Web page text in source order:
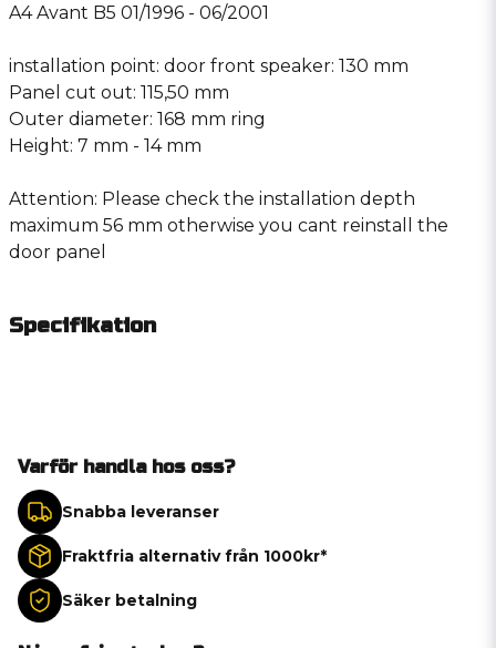
A4 Avant B5 01/1996 - 06/2001
installation point: door front speaker: 130 mm
Panel cut out: 115,50 mm
Outer diameter: 168 mm ring
Height: 7 mm - 14 mm
Attention: Please check the installation depth
maximum 56 mm otherwise you cant reinstall the
door panel
Specifikation
Varför handla hos oss?
Snabba leveranser
Fraktfria alternativ från 1000kr*
Säker betalning